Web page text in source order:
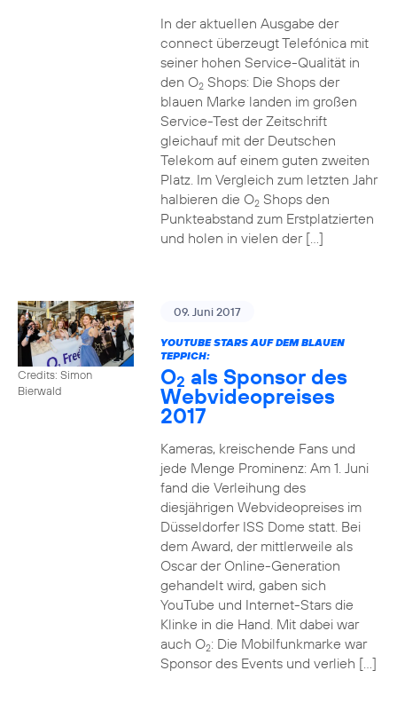
In der aktuellen Ausgabe der
connect überzeugt Telefónica mit
seiner hohen Service-Qualität in
den O2Shops: Die Shops der
blauen Marke landen im großen
Service-Test der Zeitschrift
gleichauf mit der Deutschen
Telekom auf einem guten zweiten
Platz. Im Vergleich zum letzten Jahr
halbieren die O2Shops den
Punkteabstand zum Erstplatzierten
und holen in vielen der […]
Credits: Simon
Bierwald
09. Juni 2017
YOUTUBE STARS AUF DEM BLAUEN
TEPPICH:
O2 als Sponsor des
Webvideopreises
2017
Kameras, kreischende Fans und
jede Menge Prominenz: Am 1. Juni
fand die Verleihung des
diesjährigen Webvideopreises im
Düsseldorfer ISS Dome statt. Bei
dem Award, der mittlerweile als
Oscar der Online-Generation
gehandelt wird, gaben sich
YouTube und Internet-Stars die
Klinke in die Hand. Mit dabei war
auch O2: Die Mobilfunkmarke war
Sponsor des Events und verlieh […]